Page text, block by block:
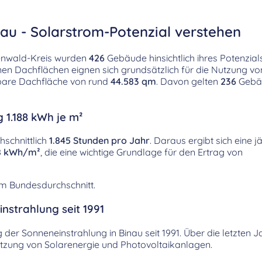
- Solarstrom-Potenzial verstehen
Kreis wurden 426 Gebäude hinsichtlich ihres
Dachflächen eignen sich grundsätzlich für die Nutzung
Dachfläche von rund 44.583 qm. Davon gelten 236
kWh je m²
1.845 Stunden pro Jahr. Daraus ergibt sich eine
kWh/m², die eine wichtige Grundlage für den Ertrag von
Bundesdurchschnitt.
seit 1991
Sonneneinstrahlung in Binau seit 1991. Über die letzten
von Solarenergie und Photovoltaikanlagen.